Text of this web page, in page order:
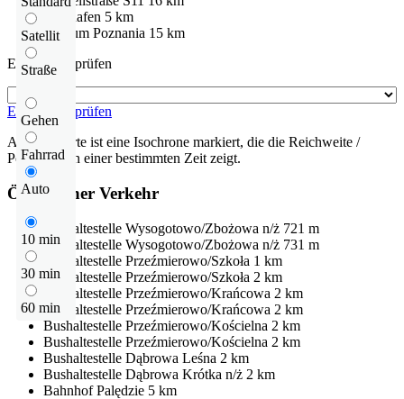
Satellit
Straße
Gehen
Fahrrad
Auto
10 min
30 min
60 min
Flughafen 5 km
centrum Poznania 15 km
Entfernung prüfen
Entfernung prüfen
Auf der Karte ist eine Isochrone markiert, die die Reichweite /
Pendelzeit in einer bestimmten Zeit zeigt.
Öffentlicher Verkehr
Bushaltestelle Wysogotowo/Zbożowa n/ż 721 m
Bushaltestelle Wysogotowo/Zbożowa n/ż 731 m
Bushaltestelle Przeźmierowo/Szkoła 1 km
Bushaltestelle Przeźmierowo/Szkoła 2 km
Bushaltestelle Przeźmierowo/Krańcowa 2 km
Bushaltestelle Przeźmierowo/Krańcowa 2 km
Bushaltestelle Przeźmierowo/Kościelna 2 km
Bushaltestelle Przeźmierowo/Kościelna 2 km
Bushaltestelle Dąbrowa Leśna 2 km
Bushaltestelle Dąbrowa Krótka n/ż 2 km
Bahnhof Palędzie 5 km